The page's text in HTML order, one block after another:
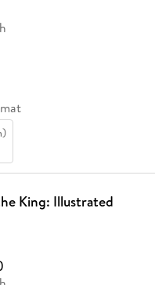
King: Illustrated